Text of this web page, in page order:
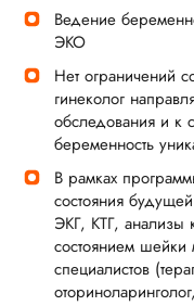
Ведение
ЭКО
Нет ограничений
гинеколог
обследования и к
беременность
В рамках
состояния
ЭКГ, КТГ, анализы
состоянием шейки
специалистов